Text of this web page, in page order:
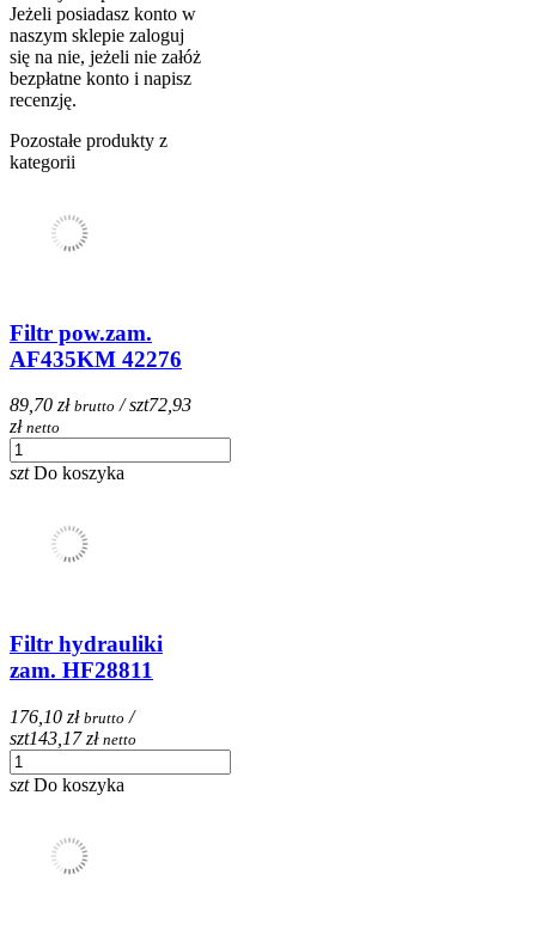
Jeżeli posiadasz konto w
naszym sklepie zaloguj
się na nie, jeżeli nie załóż
bezpłatne konto i napisz
recenzję.
Pozostałe produkty z
kategorii
Filtr pow.zam.
AF435KM 42276
89,70 zł brutto / szt72,93
zł netto
szt Do koszyka
Filtr hydrauliki
zam. HF28811
176,10 zł brutto /
szt143,17 zł netto
szt Do koszyka